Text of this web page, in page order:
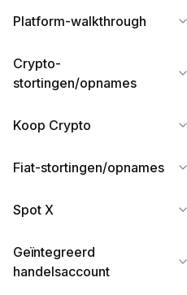
Platform-walkthrough
Crypto-
stortingen/opnames
Koop Crypto
Fiat-stortingen/opnames
Spot X
Geïntegreerd
handelsaccount